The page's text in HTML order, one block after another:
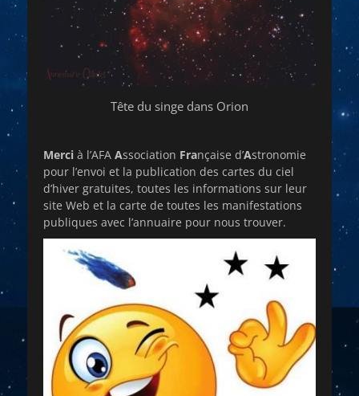
Tête du singe dans Orion
Merci à l’AFA Association Française d’Astronomie
pour l’envoi et la publication des cartes du ciel
d’hiver gratuites, toutes les informations sur leur
site Web et la carte de toutes les manifestations
publiques avec l’annuaire pour nous trouver.